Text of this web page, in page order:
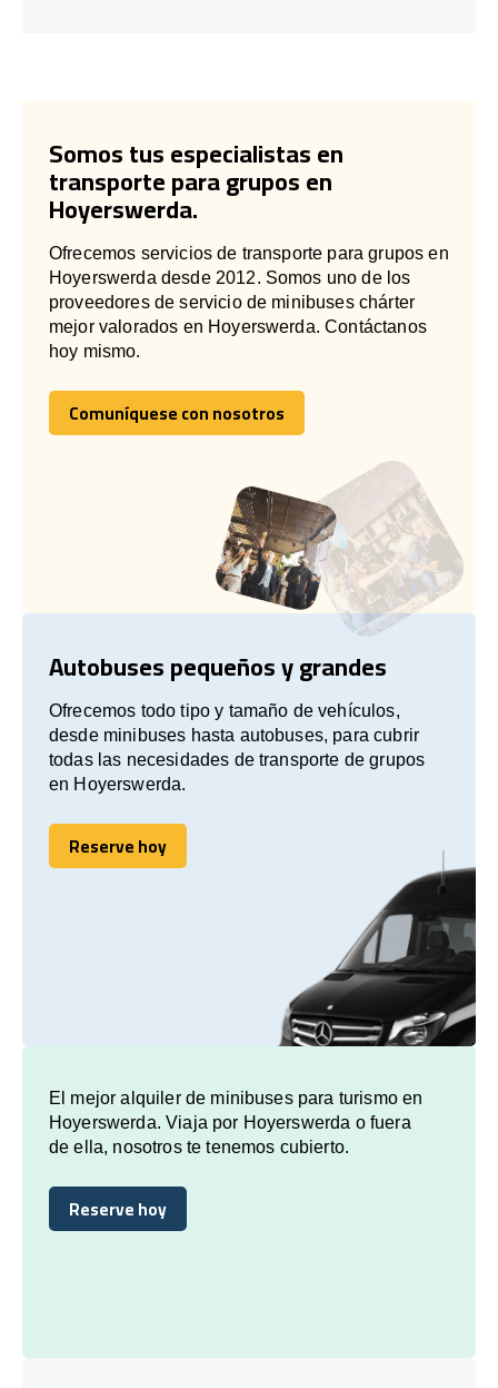
Somos tus especialistas en
transporte para grupos en
Hoyerswerda.
Ofrecemos servicios de transporte para grupos en
Hoyerswerda desde 2012. Somos uno de los
proveedores de servicio de minibuses chárter
mejor valorados en Hoyerswerda. Contáctanos
hoy mismo.
Comuníquese con nosotros
Comuníquese con nosotros
Autobuses pequeños y grandes
Ofrecemos todo tipo y tamaño de vehículos,
desde minibuses hasta autobuses, para cubrir
todas las necesidades de transporte de grupos
en Hoyerswerda.
Reserve hoy
Reserve hoy
El mejor alquiler de minibuses para turismo en
Hoyerswerda. Viaja por Hoyerswerda o fuera
de ella, nosotros te tenemos cubierto.
Reserve hoy
Reserve hoy